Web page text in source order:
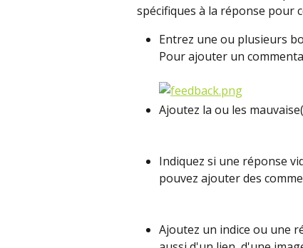
spécifiques à la réponse pour
Entrez une ou plusieurs
Pour ajouter un
Ajoutez la ou les
Indiquez si une réponse
pouvez ajouter des
Ajoutez un indice ou une